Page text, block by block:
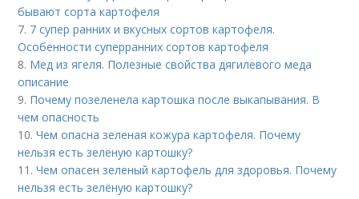
бывают сорта картофеля
7. 7 супер ранних и вкусных сортов картофеля.
Особенности суперранних сортов картофеля
8. Мед из ягеля. Полезные свойства дягилевого меда
описание
9. Почему позеленела картошка после выкапывания. В
чем опасность
10.Чем опасна зеленая кожура картофеля. Почему
нельзя есть зелёную картошку?
11.Чем опасен зеленый картофель для здоровья. Почему
нельзя есть зелёную картошку?